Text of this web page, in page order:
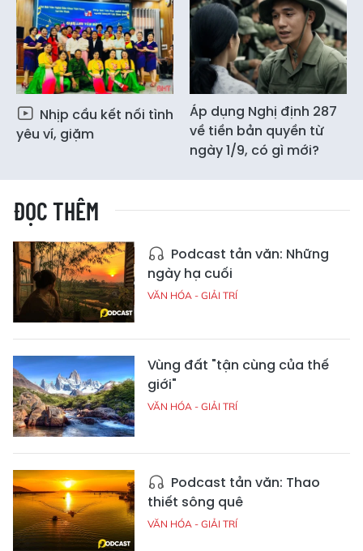
Nhịp cầu kết nối tình
yêu ví, giặm
Áp dụng Nghị định 287
về tiền bản quyền từ
ngày 1/9, có gì mới?
ĐỌC THÊM
Podcast tản văn: Những
ngày hạ cuối
VĂN HÓA - GIẢI TRÍ
Vùng đất "tận cùng của thế
giới"
VĂN HÓA - GIẢI TRÍ
Podcast tản văn: Thao
thiết sông quê
VĂN HÓA - GIẢI TRÍ